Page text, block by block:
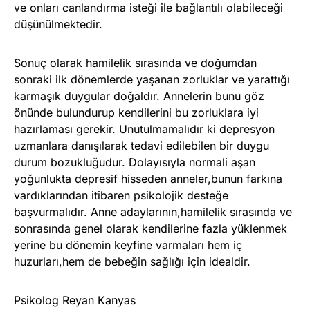
ve onları canlandırma isteği ile bağlantılı olabileceği
düşünülmektedir.
Sonuç olarak hamilelik sırasında ve doğumdan
sonraki ilk dönemlerde yaşanan zorluklar ve yarattığı
karmaşık duygular doğaldır. Annelerin bunu göz
önünde bulundurup kendilerini bu zorluklara iyi
hazırlaması gerekir. Unutulmamalıdır ki depresyon
uzmanlara danışılarak tedavi edilebilen bir duygu
durum bozukluğudur. Dolayısıyla normali aşan
yoğunlukta depresif hisseden anneler,bunun farkına
vardıklarından itibaren psikolojik desteğe
başvurmalıdır. Anne adaylarının,hamilelik sırasında ve
sonrasında genel olarak kendilerine fazla yüklenmek
yerine bu dönemin keyfine varmaları hem iç
huzurları,hem de bebeğin sağlığı için idealdir.
Psikolog Reyan Kanyas